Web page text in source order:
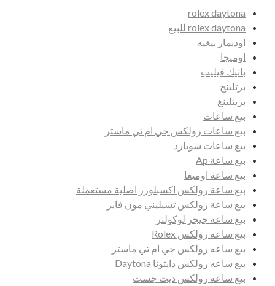
rolex daytona
rolex daytona للبيع
اوديمار بيغيه
اوميجا
باتيك فيليب
برتلينج
بريتلينغ
بيع ساعات
بيع ساعات رولكس جي ام تي ماستر
بيع ساعات شوبارد
بيع ساعة Ap
بيع ساعة اوميغا
بيع ساعة رولكس اكسبلورر اصلية مستعملة
بيع ساعة رولكس تشيليني مون فايز
بيع ساعه جيجر لوكولتر
بيع ساعه رولكس Rolex
بيع ساعه رولكس جي ام تي ماستر
بيع ساعه رولكس دايتونا Daytona
بيع ساعه رولكس ديت جست